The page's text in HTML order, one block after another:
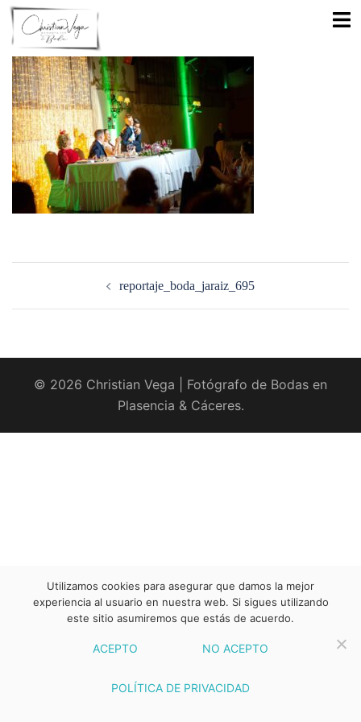
Saltar
contenido
reportaje_boda_jaraiz_695
© 2026 Christian Vega | Fotógrafo de Bodas en
Plasencia & Cáceres.
Utilizamos cookies para asegurar que damos la mejor
experiencia al usuario en nuestra web. Si sigues utilizando
este sitio asumiremos que estás de acuerdo.
ACEPTO NO ACEPTO
POLÍTICA DE PRIVACIDAD